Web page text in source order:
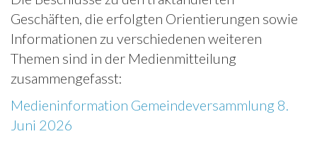
Geschäften, die erfolgten Orientierungen sowie
Informationen zu verschiedenen weiteren
Themen sind in der Medienmitteilung
zusammengefasst:
Medieninformation Gemeindeversammlung 8.
Juni 2026